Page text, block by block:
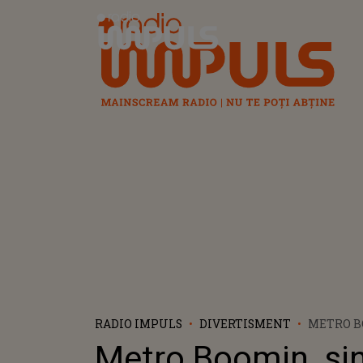
Radio Impuls
RADIO IMPULS DIVERTISMENT
METRO
VINE SĂ